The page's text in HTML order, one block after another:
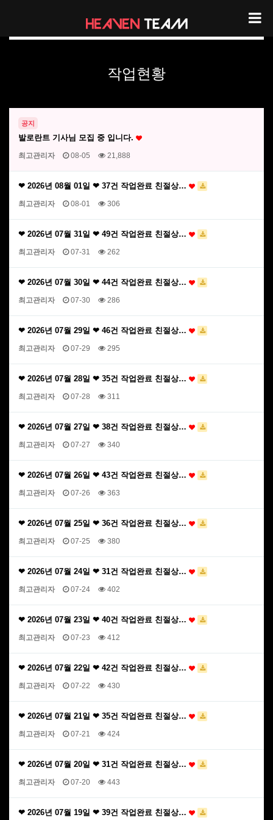
헤븐팀 작업현황
작업현황
공지
발로란트 기사님 모집 중 입니다.
최고관리자 08-05 21,888
❤ 2026년 08월 01일 ❤ 37건 작업완료 친절상…
최고관리자 08-01 306
❤ 2026년 07월 31일 ❤ 49건 작업완료 친절상…
최고관리자 07-31 262
❤ 2026년 07월 30일 ❤ 44건 작업완료 친절상…
최고관리자 07-30 286
❤ 2026년 07월 29일 ❤ 46건 작업완료 친절상…
최고관리자 07-29 295
❤ 2026년 07월 28일 ❤ 35건 작업완료 친절상…
최고관리자 07-28 311
❤ 2026년 07월 27일 ❤ 38건 작업완료 친절상…
최고관리자 07-27 340
❤ 2026년 07월 26일 ❤ 43건 작업완료 친절상…
최고관리자 07-26 363
❤ 2026년 07월 25일 ❤ 36건 작업완료 친절상…
최고관리자 07-25 380
❤ 2026년 07월 24일 ❤ 31건 작업완료 친절상…
최고관리자 07-24 402
❤ 2026년 07월 23일 ❤ 40건 작업완료 친절상…
최고관리자 07-23 412
❤ 2026년 07월 22일 ❤ 42건 작업완료 친절상…
최고관리자 07-22 430
❤ 2026년 07월 21일 ❤ 35건 작업완료 친절상…
최고관리자 07-21 424
❤ 2026년 07월 20일 ❤ 31건 작업완료 친절상…
최고관리자 07-20 443
❤ 2026년 07월 19일 ❤ 39건 작업완료 친절상…